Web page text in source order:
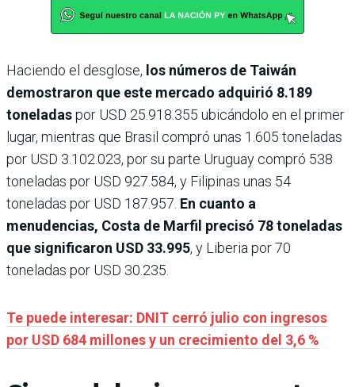
Haciendo el desglose, los números de Taiwán
demostraron que este mercado adquirió 8.189
toneladaspor USD 25.918.355 ubicándolo en el primer
lugar, mientras que Brasil compró unas 1.605 toneladas
por USD 3.102.023, por su parte Uruguay compró 538
toneladas por USD 927.584, y Filipinas unas 54
toneladas por USD 187.957. En cuanto a
menudencias, Costa de Marfil precisó 78 toneladas
que significaron USD 33.995, y Liberia por 70
toneladas por USD 30.235.
Te puede interesar: DNIT cerró julio con ingresos
por USD 684 millones y un crecimiento del 3,6 %